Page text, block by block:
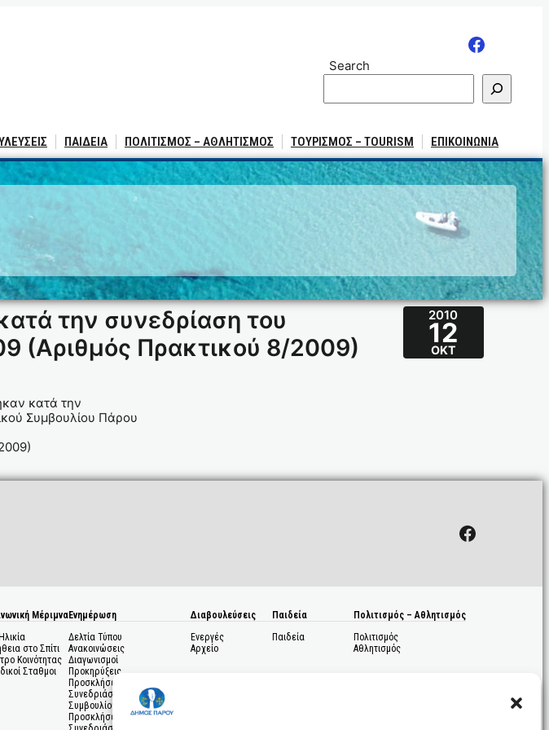
Search
ΠΑΙΔΕΙΑ ΠΟΛΙΤΙΣΜΟΣ – ΑΘΛΗΤΙΣΜΟΣ ΤΟΥΡΙΣΜΟΣ – TOURISM ΕΠΙΚΟΙΝΩΝΙΑ
την συνεδρίαση του
(Αριθμός Πρακτικού 8/2009)
2010
12
ΟΚΤ
κατά την
Συμβουλίου Πάρου
Facebook
Μέριμνα
στο Σπίτι
Κοινότητας
Σταθμοι
Ενημέρωση
Δελτία Τύπου
Ανακοινώσεις
Διαγωνισμοί
Προκηρύξεις
Προσκλήσεις σε
Συνεδριάσεις Δημοτικού
Συμβουλίου
Προσκλήσεις σε
Διαβουλεύσεις
Ενεργές
Αρχείο
Παιδεία
Παιδεία
Πολιτισμός – Αθλητισμός
Πολιτισμός
Αθλητισμός